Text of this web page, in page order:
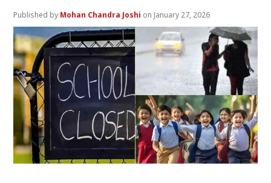
Mohan Chandra Joshi January 27, 2026